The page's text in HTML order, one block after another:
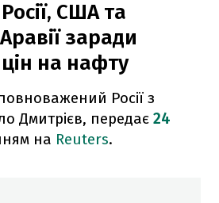
США та
заради
цін на нафту
Росії з
Дмитрієв, передає 24
на Reuters.